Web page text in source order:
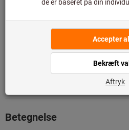
den ikke er en del af vores
Tilføj til ønskeliste
Betegnelse